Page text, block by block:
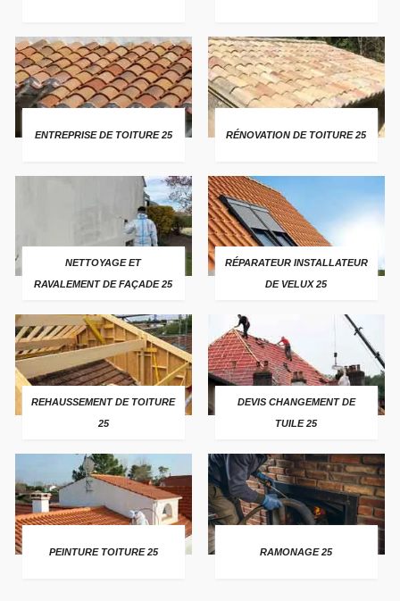
ENTREPRISE DE TOITURE 25 RÉNOVATION DE TOITURE 25
NETTOYAGE ET
RAVALEMENT DE FAÇADE 25
RÉPARATEUR INSTALLATEUR
DE VELUX 25
REHAUSSEMENT DE TOITURE
25
DEVIS CHANGEMENT DE
TUILE 25
PEINTURE TOITURE 25 RAMONAGE 25